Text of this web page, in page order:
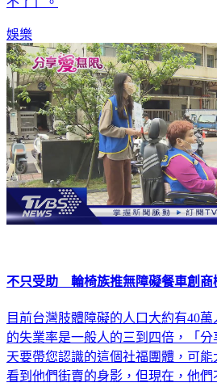
娛樂
不只受助 輪椅族推無障礙餐車創商
目前台灣肢體障礙的人口大約有40
的失業率是一般人的三到四倍，「
天要帶您認識的這個社福團體，可
看到他們街賣的身影，但現在，他